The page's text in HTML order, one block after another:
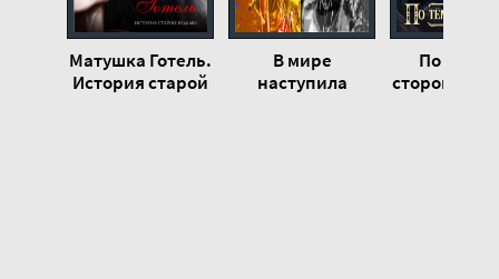
Матушка Готель.
История старой
В мире
наступила
По
стороне -